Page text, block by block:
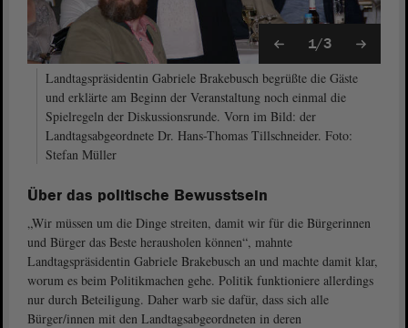
1/3
Landtagspräsidentin Gabriele Brakebusch begrüßte die Gäste
und erklärte am Beginn der Veranstaltung noch einmal die
Spielregeln der Diskussionsrunde. Vorn im Bild: der
Landtagsabgeordnete Dr. Hans-Thomas Tillschneider. Foto:
Stefan Müller
Über das politische Bewusstsein
„Wir müssen um die Dinge streiten, damit wir für die Bürgerinnen
und Bürger das Beste herausholen können“, mahnte
Landtagspräsidentin Gabriele Brakebusch an und machte damit klar,
worum es beim Politikmachen gehe. Politik funktioniere allerdings
nur durch Beteiligung. Daher warb sie dafür, dass sich alle
Bürger/innen mit den Landtagsabgeordneten in deren